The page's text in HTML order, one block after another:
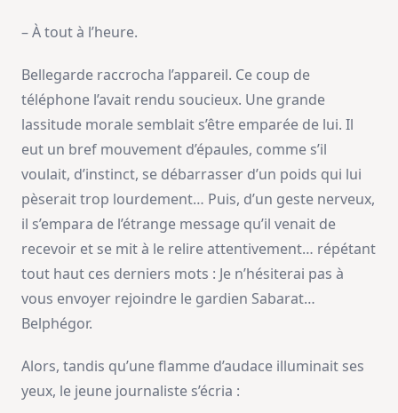
– À tout à l’heure.
Bellegarde raccrocha l’appareil. Ce coup de
téléphone l’avait rendu soucieux. Une grande
lassitude morale semblait s’être emparée de lui. Il
eut un bref mouvement d’épaules, comme s’il
voulait, d’instinct, se débarrasser d’un poids qui lui
pèserait trop lourdement… Puis, d’un geste nerveux,
il s’empara de l’étrange message qu’il venait de
recevoir et se mit à le relire attentivement… répétant
tout haut ces derniers mots : Je n’hésiterai pas à
vous envoyer rejoindre le gardien Sabarat…
Belphégor.
Alors, tandis qu’une flamme d’audace illuminait ses
yeux, le jeune journaliste s’écria :